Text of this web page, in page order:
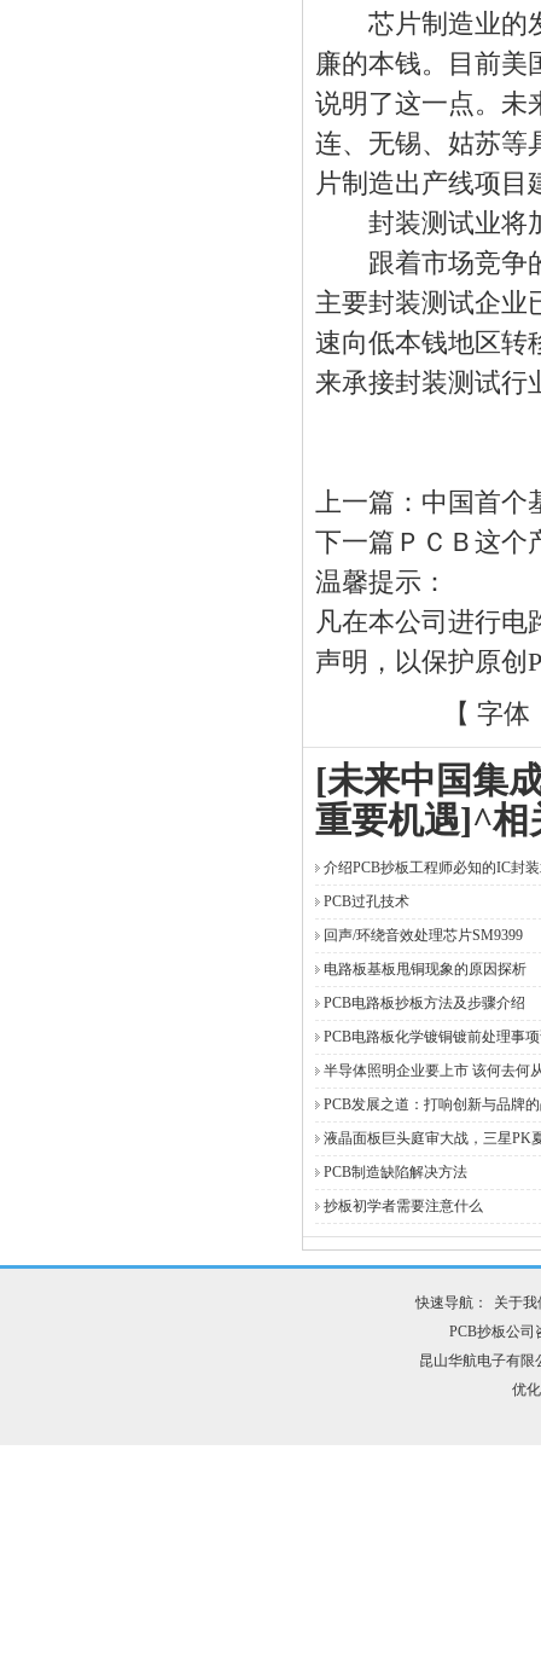
芯片制造业的发
廉的本钱。目前美
说明了这一点。未
连、无锡、姑苏等
片制造出产线项目
封装测试业将
跟着市场竞争的
主要封装测试企业
速向低本钱地区转
来承接封装测试行
上一篇： 中国首个
下一篇 ＰＣＢ这
温馨提示：
凡在本公司进行电
声明，以保护原创
【 字体
[未来中国集
重要机遇]^相
介绍PCB抄板工程师必知的IC封
PCB过孔技术
回声/环绕音效处理芯片SM9399
电路板基板甩铜现象的原因探析
PCB电路板抄板方法及步骤介绍
PCB电路板化学镀铜镀前处理事
半导体照明企业要上市 该何去何
PCB发展之道：打响创新与品牌
液晶面板巨头庭审大战，三星PK
PCB制造缺陷解决方法
抄板初学者需要注意什么
快速导航：
关于我
PCB抄板公司
昆山华航电子有
优